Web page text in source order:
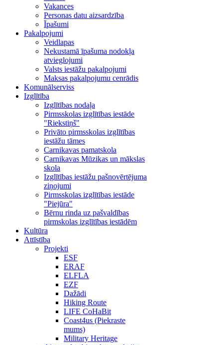
Vakances
Personas datu aizsardzība
Īpašumi
Pakalpojumi
Veidlapas
Nekustamā īpašuma nodokļa
atvieglojumi
Valsts iestāžu pakalpojumi
Maksas pakalpojumu cenrādis
Komunālserviss
Izglītība
Izglītības nodaļa
Pirmsskolas izglītības iestāde
"Riekstiņš"
Privāto pirmsskolas izglītības
iestāžu tāmes
Carnikavas pamatskola
Carnikavas Mūzikas un mākslas
skola
Izglītības iestāžu pašnovērtējuma
ziņojumi
Pirmsskolas izglītības iestāde
"Piejūra"
Bērnu rinda uz pašvaldības
pirmskolas izglītības iestādēm
Kultūra
Attīstība
Projekti
ESF
ERAF
ELFLA
EZF
Dažādi
Hiking Route
LIFE CoHaBit
Coast4us (Piekraste
mums)
Military Heritage